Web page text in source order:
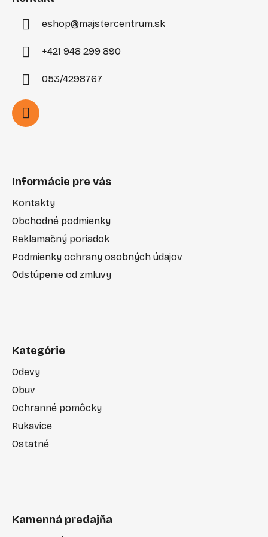
eshop@majstercentrum.sk
+421 948 299 890
053/4298767
Informácie pre vás
Kontakty
Obchodné podmienky
Reklamačný poriadok
Podmienky ochrany osobných údajov
Odstúpenie od zmluvy
Kategórie
Odevy
Obuv
Ochranné pomôcky
Rukavice
Ostatné
Kamenná predajňa